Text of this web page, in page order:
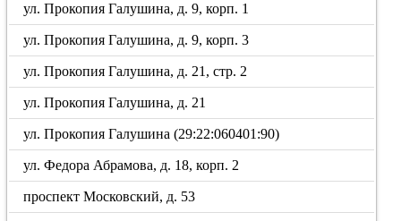
ул. Прокопия Галушина, д. 9, корп. 1
ул. Прокопия Галушина, д. 9, корп. 3
ул. Прокопия Галушина, д. 21, стр. 2
ул. Прокопия Галушина, д. 21
ул. Прокопия Галушина (29:22:060401:90)
ул. Федора Абрамова, д. 18, корп. 2
проспект Московский, д. 53